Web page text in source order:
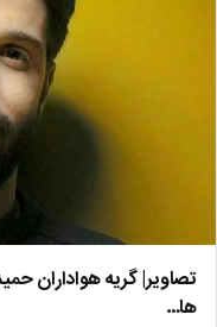
تصاویر| گریه هواداران
ها…